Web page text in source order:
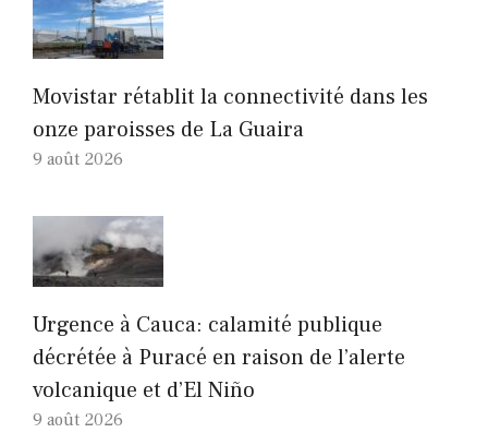
Movistar rétablit la connectivité dans les
onze paroisses de La Guaira
9 août 2026
Urgence à Cauca: calamité publique
décrétée à Puracé en raison de l’alerte
volcanique et d’El Niño
9 août 2026